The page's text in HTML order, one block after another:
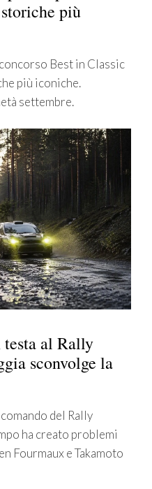
più
Best in Classic
più iconiche.
settembre.
al Rally
sconvolge la
del Rally
ha creato problemi
Fourmaux e Takamoto